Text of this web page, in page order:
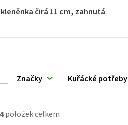
čirá 11 cm, zahnutá
položek celkem
Značky Kuřácké potřeby